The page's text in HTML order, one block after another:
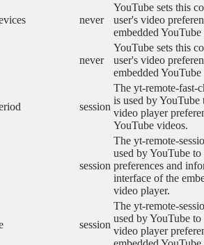
never
YouTube sets this
user's video
embedded
never
YouTube sets this
user's video
embedded
session
The yt-remote-fast-
is used by YouTube
video player
YouTube videos.
session
The yt-remote-
used by YouTube to
preferences and
interface of the
video player.
session
The yt-remote-
used by YouTube to
video player